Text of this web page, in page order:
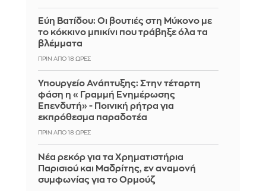
Εύη Βατίδου: Οι βουτιές στη Μύκονο με
το κόκκινο μπικίνι που τράβηξε όλα τα
βλέμματα
ΠΡΙΝ ΑΠΌ 18 ΏΡΕΣ
Υπουργείο Ανάπτυξης: Στην τέταρτη
φάση η «Γραμμή Ενημέρωσης
Επενδυτή» - Ποινική ρήτρα για
εκπρόθεσμα παραδοτέα
ΠΡΙΝ ΑΠΌ 18 ΏΡΕΣ
Νέα ρεκόρ για τα Χρηματιστήρια
Παρισιού και Μαδρίτης, εν αναμονή
συμφωνίας για το Ορμούζ